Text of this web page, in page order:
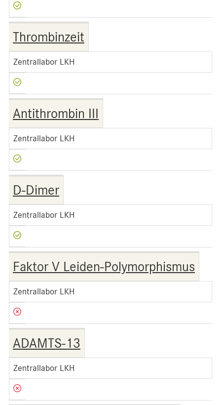
Thrombinzeit
Zentrallabor LKH
Antithrombin III
Zentrallabor LKH
D-Dimer
Zentrallabor LKH
Faktor V Leiden-Polymorphismus
Zentrallabor LKH
ADAMTS-13
Zentrallabor LKH